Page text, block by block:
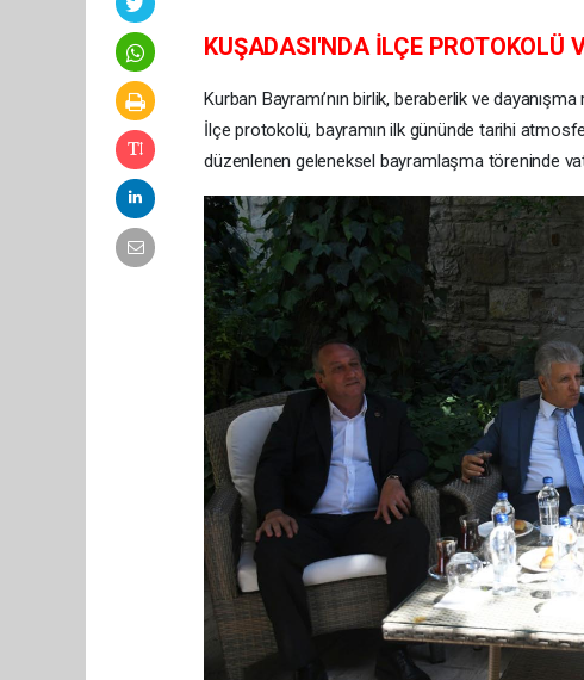
KUŞADASI'NDA İLÇE
Kurban Bayramı’nın birlik, beraberlik ve
İlçe protokolü, bayramın ilk gününde tarihi
düzenlenen geleneksel bayramlaşma töreninde